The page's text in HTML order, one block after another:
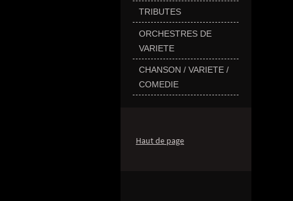
TRIBUTES
ORCHESTRES DE
VARIETE
CHANSON / VARIETE /
COMEDIE
Haut de page